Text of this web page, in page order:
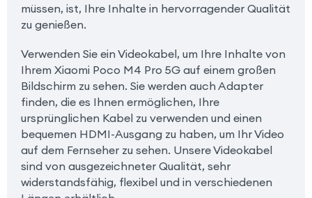
müssen, ist, Ihre Inhalte in hervorragender Qualität
zu genießen.
Verwenden Sie ein Videokabel, um Ihre Inhalte von
Ihrem Xiaomi Poco M4 Pro 5G auf einem großen
Bildschirm zu sehen. Sie werden auch Adapter
finden, die es Ihnen ermöglichen, Ihre
ursprünglichen Kabel zu verwenden und einen
bequemen HDMI-Ausgang zu haben, um Ihr Video
auf dem Fernseher zu sehen. Unsere Videokabel
sind von ausgezeichneter Qualität, sehr
widerstandsfähig, flexibel und in verschiedenen